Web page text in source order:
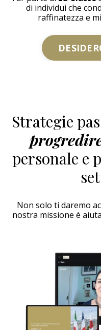
di individui che
raffinatezza e
Strategie
personale e
Non solo ti daremo
nostra missione è